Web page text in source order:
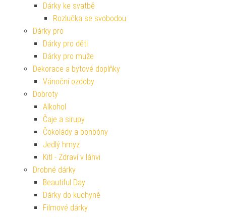
Dárky ke svatbě
Rozlučka se svobodou
Dárky pro
Dárky pro děti
Dárky pro muže
Dekorace a bytové doplňky
Vánoční ozdoby
Dobroty
Alkohol
Čaje a sirupy
Čokolády a bonbóny
Jedlý hmyz
Kitl - Zdraví v láhvi
Drobné dárky
Beautiful Day
Dárky do kuchyně
Filmové dárky